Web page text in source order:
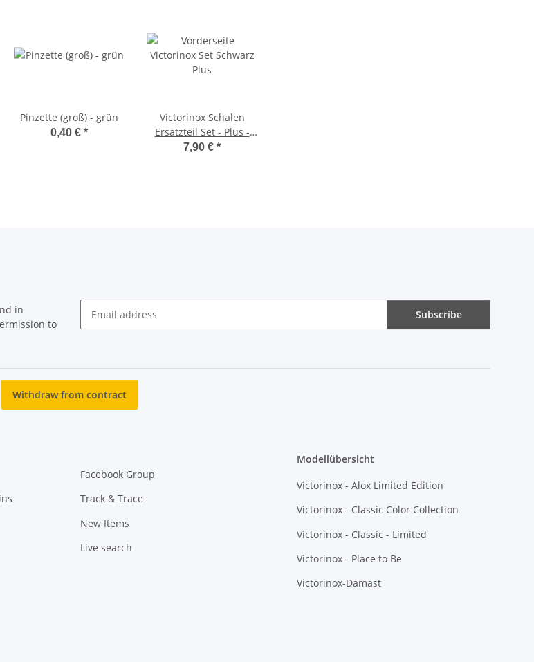
Pinzette (groß) - grün
0,40 € *
Victorinox Schalen
Ersatzteil Set - Plus -
mit grün/schwarzer
7,90 € *
in
to
Subscribe
Withdraw from contract
Facebook Group
Track & Trace
New Items
Live search
Modellübersicht
Victorinox - Alox Limited Edition
Victorinox - Classic Color Collection
Victorinox - Classic - Limited
Victorinox - Place to Be
Victorinox-Damast